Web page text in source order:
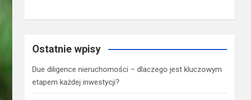
Ostatnie wpisy
Due diligence nieruchomości – dlaczego jest kluczowym
etapem każdej inwestycji?